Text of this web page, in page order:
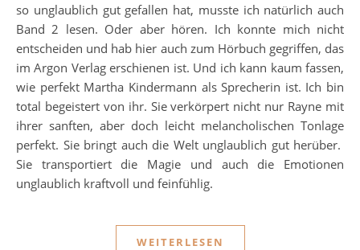
so unglaublich gut gefallen hat, musste ich natürlich auch
Band 2 lesen. Oder aber hören. Ich konnte mich nicht
entscheiden und hab hier auch zum Hörbuch gegriffen, das
im Argon Verlag erschienen ist. Und ich kann kaum fassen,
wie perfekt Martha Kindermann als Sprecherin ist. Ich bin
total begeistert von ihr. Sie verkörpert nicht nur Rayne mit
ihrer sanften, aber doch leicht melancholischen Tonlage
perfekt. Sie bringt auch die Welt unglaublich gut herüber.
Sie transportiert die Magie und auch die Emotionen
unglaublich kraftvoll und feinfühlig.
WEITERLESEN